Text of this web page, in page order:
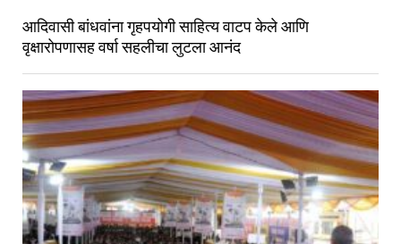
आदिवासी बांधवांना गृहपयोगी साहित्य वाटप केले आणि
वृक्षारोपणासह वर्षा सहलीचा लुटला आनंद